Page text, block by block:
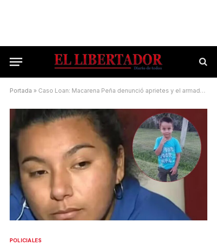
Portada » Caso Loan: Macarena Peña denunció aprietes y el armado de una versión falsa
POLICIALES